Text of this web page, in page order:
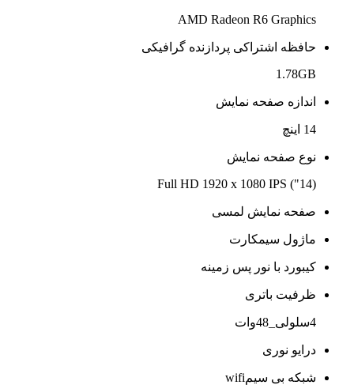
AMD Radeon R6 Graphics
حافظه اشتراکی پردازنده گرافیکی
1.78GB
اندازه صفحه نمایش
14 اینچ
نوع صفحه نمایش
(14") Full HD 1920 x 1080 IPS
صفحه نمایش لمسی
ماژول سیمکارت
کیبورد با نور پس زمینه
ظرفیت باتری
4سلولی_48وات
درایو نوری
شبکه بی سیمwifi